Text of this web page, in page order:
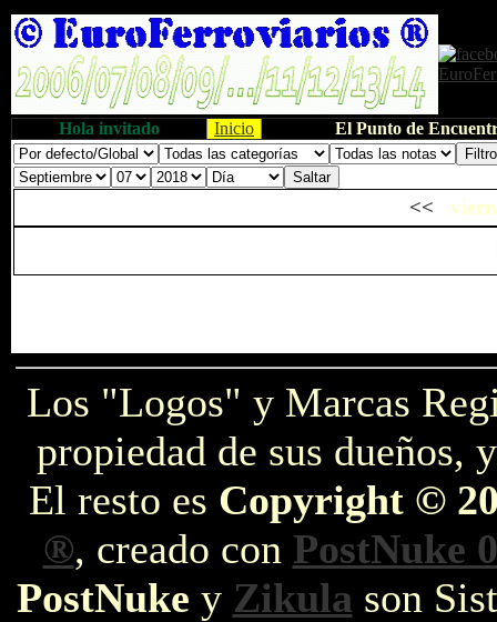
Hola invitado Inicio El Punto de
<<
Los "Logos" y Marcas
propiedad de sus dueños,
El resto es Copyright ©
®, creado con PostNuke
PostNuke y Zikula son